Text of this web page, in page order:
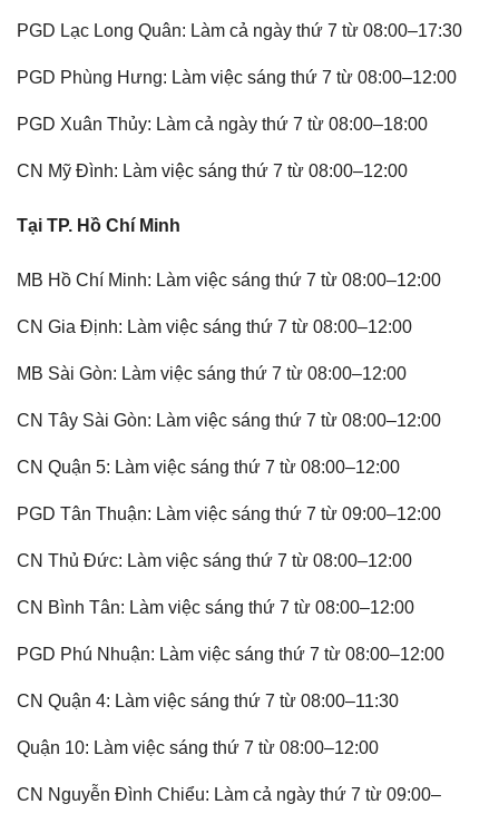
PGD Lạc Long Quân: Làm cả ngày thứ 7 từ 08:00–17:30
PGD Phùng Hưng: Làm việc sáng thứ 7 từ 08:00–12:00
PGD Xuân Thủy: Làm cả ngày thứ 7 từ 08:00–18:00
CN Mỹ Đình: Làm việc sáng thứ 7 từ 08:00–12:00
Tại TP. Hồ Chí Minh
MB Hồ Chí Minh: Làm việc sáng thứ 7 từ 08:00–12:00
CN Gia Định: Làm việc sáng thứ 7 từ 08:00–12:00
MB Sài Gòn: Làm việc sáng thứ 7 từ 08:00–12:00
CN Tây Sài Gòn: Làm việc sáng thứ 7 từ 08:00–12:00
CN Quận 5: Làm việc sáng thứ 7 từ 08:00–12:00
PGD Tân Thuận: Làm việc sáng thứ 7 từ 09:00–12:00
CN Thủ Đức: Làm việc sáng thứ 7 từ 08:00–12:00
CN Bình Tân: Làm việc sáng thứ 7 từ 08:00–12:00
PGD Phú Nhuận: Làm việc sáng thứ 7 từ 08:00–12:00
CN Quận 4: Làm việc sáng thứ 7 từ 08:00–11:30
Quận 10: Làm việc sáng thứ 7 từ 08:00–12:00
CN Nguyễn Đình Chiểu: Làm cả ngày thứ 7 từ 09:00–